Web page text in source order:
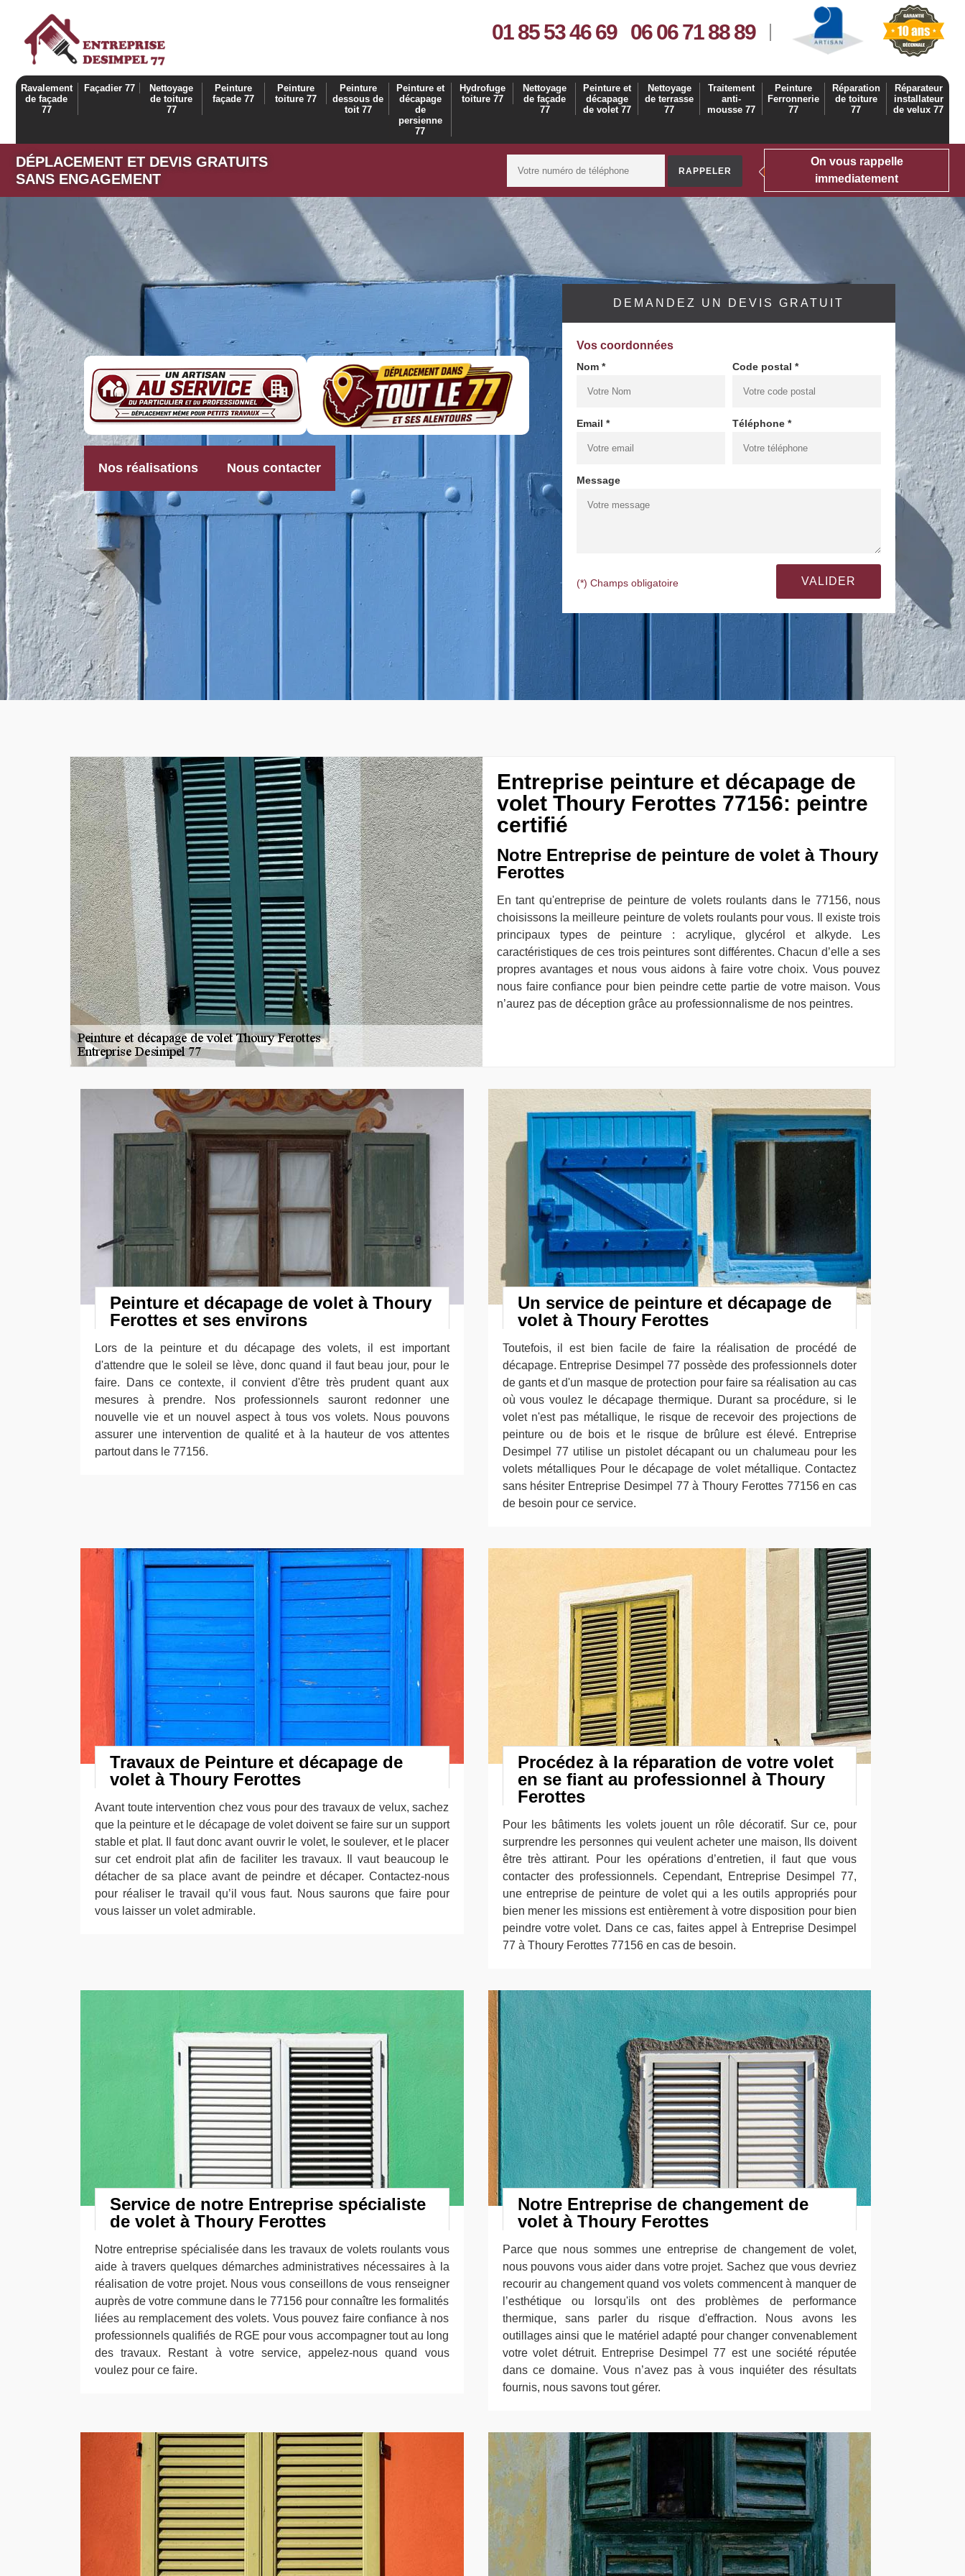
01 85 53 46 69 06 06 71 88 89
Ravalement
de façade
77
Façadier 77
Nettoyage
de toiture
77
Peinture
façade 77
Peinture
toiture 77
Peinture
dessous de
toit 77
Peinture et
décapage
de
persienne
77
Hydrofuge
toiture 77
Nettoyage
de façade
77
Peinture et
décapage
de volet 77
Nettoyage
de terrasse
77
Traitement
anti-
mousse 77
Peinture
Ferronnerie
77
Réparation
de toiture
77
Réparateur
installateur
de velux 77
DÉPLACEMENT ET DEVIS GRATUITS
SANS ENGAGEMENT
On vous rappelle
immediatement
Nos réalisations Nous contacter
DEMANDEZ UN DEVIS GRATUIT
Vos coordonnées
Nom * Code postal *
Email * Téléphone *
Message
(*) Champs obligatoire
Entreprise peinture et décapage de
volet Thoury Ferottes 77156: peintre
certifié
Notre Entreprise de peinture de volet à Thoury
Ferottes
En tant qu'entreprise de peinture de volets roulants dans le 77156, nous
choisissons la meilleure peinture de volets roulants pour vous. Il existe trois
principaux types de peinture : acrylique, glycérol et alkyde. Les
caractéristiques de ces trois peintures sont différentes. Chacun d’elle a ses
propres avantages et nous vous aidons à faire votre choix. Vous pouvez
nous faire confiance pour bien peindre cette partie de votre maison. Vous
n’aurez pas de déception grâce au professionnalisme de nos peintres.
Peinture et décapage de volet à Thoury
Ferottes et ses environs
Lors de la peinture et du décapage des volets, il est important
d'attendre que le soleil se lève, donc quand il faut beau jour, pour le
faire. Dans ce contexte, il convient d'être très prudent quant aux
mesures à prendre. Nos professionnels sauront redonner une
nouvelle vie et un nouvel aspect à tous vos volets. Nous pouvons
assurer une intervention de qualité et à la hauteur de vos attentes
partout dans le 77156.
Un service de peinture et décapage de
volet à Thoury Ferottes
Toutefois, il est bien facile de faire la réalisation de procédé de
décapage. Entreprise Desimpel 77 possède des professionnels doter
de gants et d'un masque de protection pour faire sa réalisation au cas
où vous voulez le décapage thermique. Durant sa procédure, si le
volet n'est pas métallique, le risque de recevoir des projections de
peinture ou de bois et le risque de brûlure est élevé. Entreprise
Desimpel 77 utilise un pistolet décapant ou un chalumeau pour les
volets métalliques Pour le décapage de volet métallique. Contactez
sans hésiter Entreprise Desimpel 77 à Thoury Ferottes 77156 en cas
de besoin pour ce service.
Travaux de Peinture et décapage de
volet à Thoury Ferottes
Avant toute intervention chez vous pour des travaux de velux, sachez
que la peinture et le décapage de volet doivent se faire sur un support
stable et plat. Il faut donc avant ouvrir le volet, le soulever, et le placer
sur cet endroit plat afin de faciliter les travaux. Il vaut beaucoup le
détacher de sa place avant de peindre et décaper. Contactez-nous
pour réaliser le travail qu’il vous faut. Nous saurons que faire pour
vous laisser un volet admirable.
Procédez à la réparation de votre volet
en se fiant au professionnel à Thoury
Ferottes
Pour les bâtiments les volets jouent un rôle décoratif. Sur ce, pour
surprendre les personnes qui veulent acheter une maison, Ils doivent
être très attirant. Pour les opérations d’entretien, il faut que vous
contacter des professionnels. Cependant, Entreprise Desimpel 77,
une entreprise de peinture de volet qui a les outils appropriés pour
bien mener les missions est entièrement à votre disposition pour bien
peindre votre volet. Dans ce cas, faites appel à Entreprise Desimpel
77 à Thoury Ferottes 77156 en cas de besoin.
Service de notre Entreprise spécialiste
de volet à Thoury Ferottes
Notre entreprise spécialisée dans les travaux de volets roulants vous
aide à travers quelques démarches administratives nécessaires à la
réalisation de votre projet. Nous vous conseillons de vous renseigner
auprès de votre commune dans le 77156 pour connaître les formalités
liées au remplacement des volets. Vous pouvez faire confiance à nos
professionnels qualifiés de RGE pour vous accompagner tout au long
des travaux. Restant à votre service, appelez-nous quand vous
voulez pour ce faire.
Notre Entreprise de changement de
volet à Thoury Ferottes
Parce que nous sommes une entreprise de changement de volet,
nous pouvons vous aider dans votre projet. Sachez que vous devriez
recourir au changement quand vos volets commencent à manquer de
l’esthétique ou lorsqu'ils ont des problèmes de performance
thermique, sans parler du risque d'effraction. Nous avons les
outillages ainsi que le matériel adapté pour changer convenablement
votre volet détruit. Entreprise Desimpel 77 est une société réputée
dans ce domaine. Vous n’avez pas à vous inquiéter des résultats
fournis, nous savons tout gérer.